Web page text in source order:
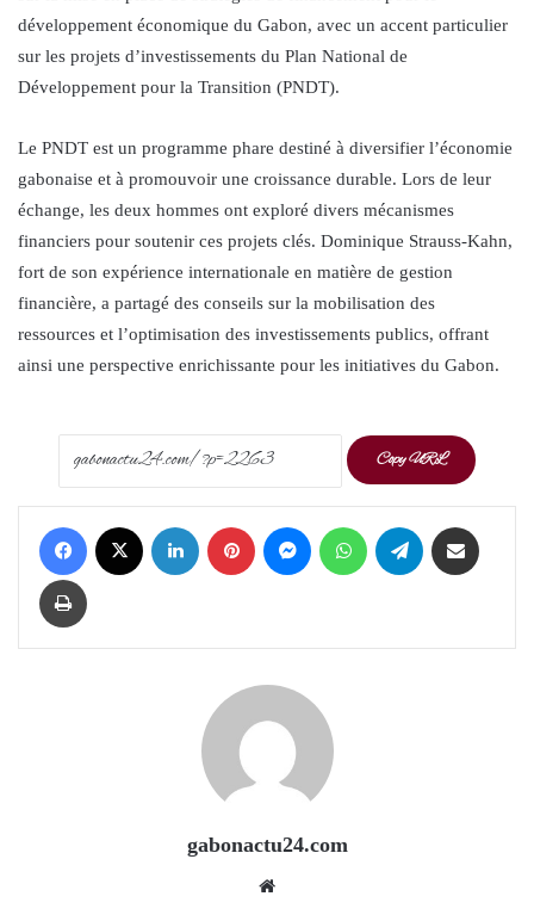
développement économique du Gabon, avec un accent particulier
sur les projets d’investissements du Plan National de
Développement pour la Transition (PNDT).
Le PNDT est un programme phare destiné à diversifier l’économie
gabonaise et à promouvoir une croissance durable. Lors de leur
échange, les deux hommes ont exploré divers mécanismes
financiers pour soutenir ces projets clés. Dominique Strauss-Kahn,
fort de son expérience internationale en matière de gestion
financière, a partagé des conseils sur la mobilisation des
ressources et l’optimisation des investissements publics, offrant
ainsi une perspective enrichissante pour les initiatives du Gabon.
Copy URL
Facebook LinkedIn Pinterest Messenger WhatsApp Telegram
Print
gabonactu24.com